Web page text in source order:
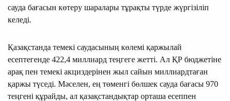
сауда бағасын көтеру шаралары тұрақты түрде жүргізіліп
келеді.
Қазақстанда темекі саудасының көлемі қаржылай
есептегенде 422,4 миллиард теңгеге жетті. Ал ҚР бюджетіне
арақ пен темекі акциздерінен жыл сайын миллиардтаған
қаржы түседі. Мәселен, ең төменгі бөлшек сауда бағасы 970
теңгені құрайды, ал қазақстандықтар орташа есеппен